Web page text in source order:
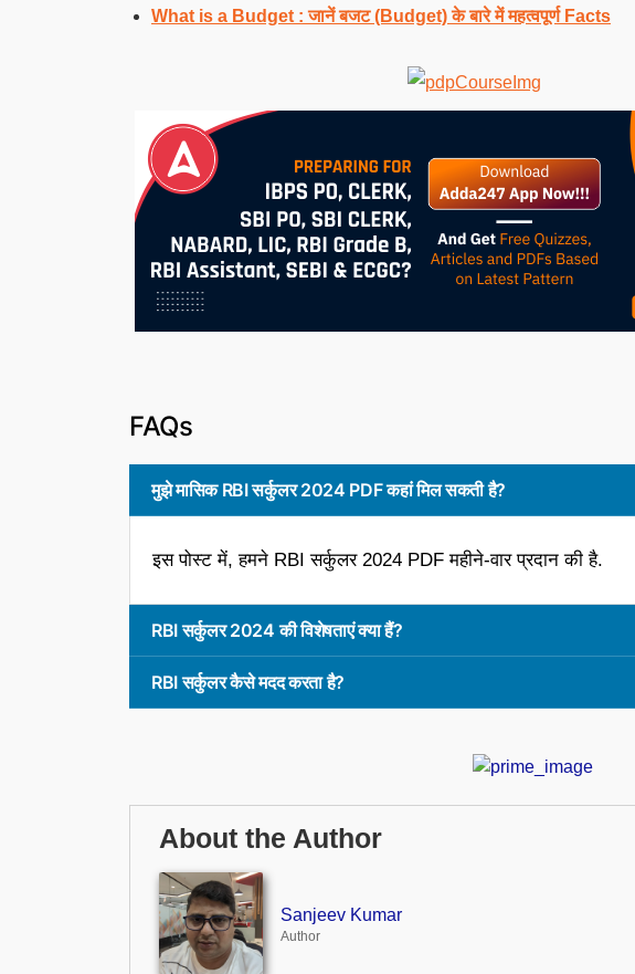
What is a Budget : जानें बजट (Budget) के बारे में महत्वपूर्ण Facts
FAQs
मुझे मासिक RBI सर्कुलर 2024 PDF कहां मिल सकती है?
इस पोस्ट में, हमने RBI सर्कुलर 2024 PDF महीने-वार प्रदान की है.
RBI सर्कुलर 2024 की विशेषताएं क्या हैं?
RBI सर्कुलर कैसे मदद करता है?
About the Author
Sanjeev Kumar
Author